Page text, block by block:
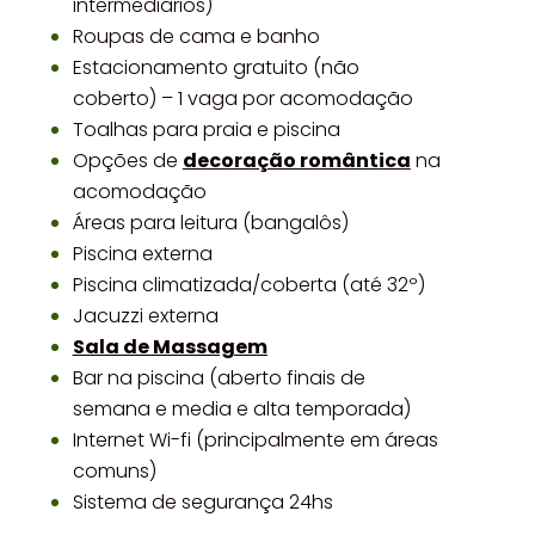
Roupas de cama e banho
Estacionamento gratuito (não
coberto) – 1 vaga por acomodação
Toalhas para praia e piscina
Opções de decoração romântica na
acomodação
Áreas para leitura (bangalôs)
Piscina externa
Piscina climatizada/coberta (até 32º)
Jacuzzi externa
Sala de Massagem
Bar na piscina (aberto finais de
semana e media e alta temporada)
Internet Wi-fi (principalmente em áreas
comuns)
Sistema de segurança 24hs